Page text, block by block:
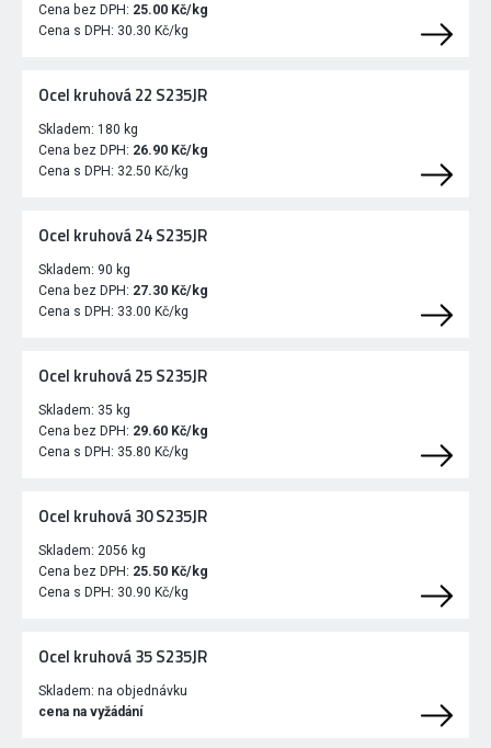
Cena bez DPH: 25.00 Kč/kg
Cena s DPH: 30.30 Kč/kg
Ocel kruhová 22 S235JR
Skladem: 180 kg
Cena bez DPH: 26.90 Kč/kg
Cena s DPH: 32.50 Kč/kg
Ocel kruhová 24 S235JR
Skladem: 90 kg
Cena bez DPH: 27.30 Kč/kg
Cena s DPH: 33.00 Kč/kg
Ocel kruhová 25 S235JR
Skladem: 35 kg
Cena bez DPH: 29.60 Kč/kg
Cena s DPH: 35.80 Kč/kg
Ocel kruhová 30 S235JR
Skladem: 2056 kg
Cena bez DPH: 25.50 Kč/kg
Cena s DPH: 30.90 Kč/kg
Ocel kruhová 35 S235JR
Skladem: na objednávku
cena na vyžádání